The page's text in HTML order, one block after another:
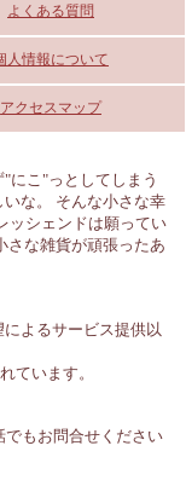
よくある質問
人情報について
アクセスマップ
にこ"っとしてしまう
な。 そんな小さな幸
ッシェンドは願ってい
さな雑貨が頑張ったあ
よるサービス提供以
ています。
でもお問合せください